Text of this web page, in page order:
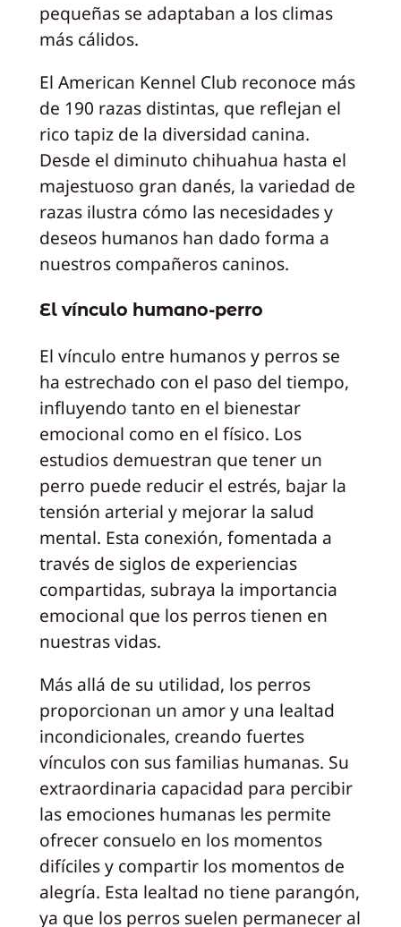
pequeñas se adaptaban a los climas
más cálidos.
El American Kennel Club reconoce más
de 190 razas distintas, que reflejan el
rico tapiz de la diversidad canina.
Desde el diminuto chihuahua hasta el
majestuoso gran danés, la variedad de
razas ilustra cómo las necesidades y
deseos humanos han dado forma a
nuestros compañeros caninos.
El vínculo humano-perro
El vínculo entre humanos y perros se
ha estrechado con el paso del tiempo,
influyendo tanto en el bienestar
emocional como en el físico. Los
estudios demuestran que tener un
perro puede reducir el estrés, bajar la
tensión arterial y mejorar la salud
mental. Esta conexión, fomentada a
través de siglos de experiencias
compartidas, subraya la importancia
emocional que los perros tienen en
nuestras vidas.
Más allá de su utilidad, los perros
proporcionan un amor y una lealtad
incondicionales, creando fuertes
vínculos con sus familias humanas. Su
extraordinaria capacidad para percibir
las emociones humanas les permite
ofrecer consuelo en los momentos
difíciles y compartir los momentos de
alegría. Esta lealtad no tiene parangón,
ya que los perros suelen permanecer al